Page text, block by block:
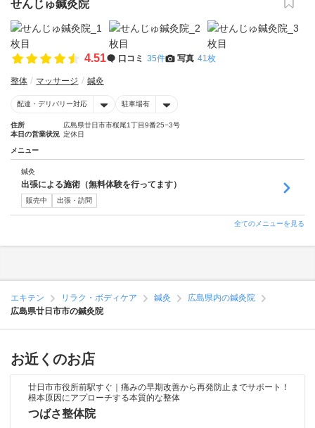
せんじゅ鍼灸院
4.51 口コミ 35件 写真 41枚
整体 マッサージ 鍼灸
配達・デリバリー対応 駐車場有
住所
広島県廿日市市桜尾1丁目9番25−3号
本日の営業状況 定休日
メニュー
鍼灸
出張による施術（無料体験を行ってます）
販売中 出張・訪問
全てのメニューを見る
エキテン リラク・ボディケア 鍼灸
広島県内の鍼灸院
広島県廿日市市の鍼灸院
お近くのお店
廿日市市役所前駅すぐ｜痛みの早期改善から再発防止までサポート！
根本原因にアプローチする本質的な整体
つばさ整体院